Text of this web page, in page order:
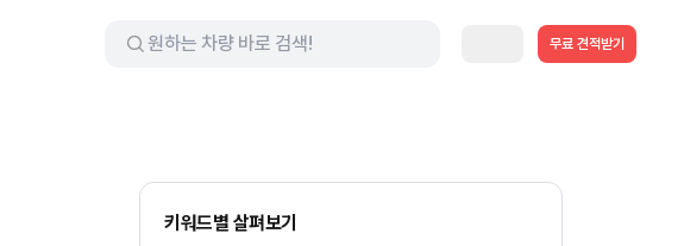
무료 견적받기
키워드별 살펴보기